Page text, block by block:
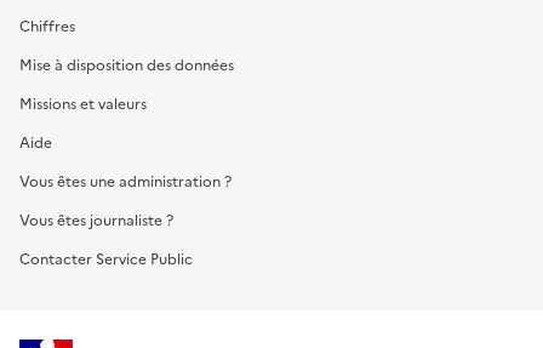
Chiffres
Mise à disposition des données
Missions et valeurs
Aide
Vous êtes une administration ?
Vous êtes journaliste ?
Contacter Service Public